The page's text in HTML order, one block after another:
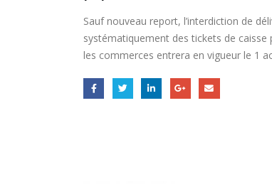
Sauf nouveau report, l’interdiction de
systématiquement des tickets de caisse
les commerces entrera en vigueur le 1